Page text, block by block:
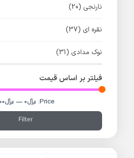
نارنجی (20)
نقره ای (37)
نوک مدادی (31)
فیلتر بر اساس قیمت
Filter
Price: ﷼0 — ﷼100